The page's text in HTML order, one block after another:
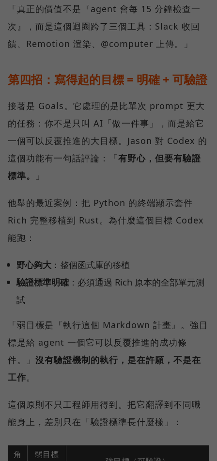
「真正的價值不是『agent 會每 15 分鐘檢查一
次』，而是這個迴圈跨了三個工具：Slack 收回
饋、Remotion 渲染、@computer 上傳。」
第四招：寫得起的目標 = 明確 + 可驗證
接著是 Goals。它處理的是比單次 prompt 更大
的任務：你不是只叫 AI「做一件事」，而是給它
一個可以反覆推進的大目標。Jason 對 Codex 的
這個功能有一句話評論：「有野心，但要有驗證
標準。
」
他舉的最近案例：把 Python 的終端顯示套件
Rich 完整移植到 Rust。為什麼這個目標 Codex
能跑：
野心夠大 ：整個函式庫的移植
驗證標準明確 ：必須通過 Rich 原本的全部單元測
試
「弱目標是『執行這個 Markdown 計畫』。強目
標是給 agent 一個它可以反覆推進的成功條
件。」 沒有驗證機制的執行，是在許願，不是在
工作。
這個原則不只工程師用得到。把它翻譯到不同職
能身上，差別只在「驗證標準長什麼樣」：
角 弱目標